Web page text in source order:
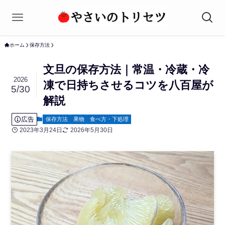
ホーム 保存方法
文旦の保存方法｜常温・冷蔵・冷
凍で日持ちさせるコツを八百屋が
解説
2026
5/30
広告 保存方法 果物 食べ方・下処理
2023年3月24日 2026年5月30日